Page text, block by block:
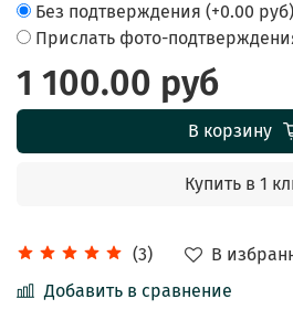
(3)
В
Добавить в сравнение
Без подтверждения (+0.00 руб)
Прислать фото-
1 100.00 руб
В корзину
Купить в 1